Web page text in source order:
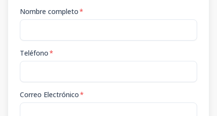
Nombre completo*
Teléfono*
Correo Electrónico*